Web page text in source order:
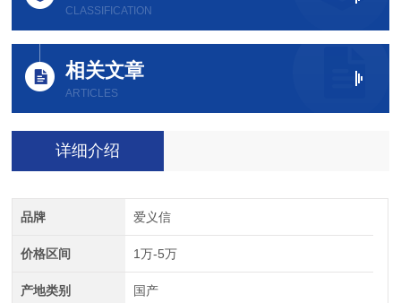
CLASSIFICATION
相关文章
ARTICLES
详细介绍
品牌 爱义信
价格区间 1万-5万
产地类别 国产